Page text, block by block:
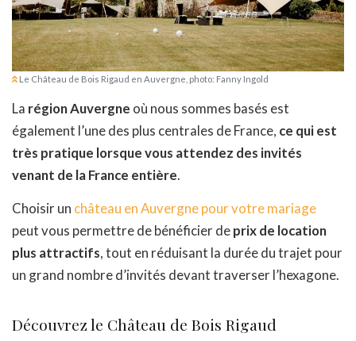
Le Château de Bois Rigaud en Auvergne, photo: Fanny Ingold
La région Auvergne où nous sommes basés est
également l’une des plus centrales de France, ce qui est
très pratique lorsque vous attendez des invités
venant de la France entière.
Choisir un château en Auvergne pour votre mariage
peut vous permettre de bénéficier deprix de location
plus attractifs, tout en réduisant la durée du trajet pour
un grand nombre d’invités devant traverser l’hexagone.
Découvrez le Château de Bois Rigaud